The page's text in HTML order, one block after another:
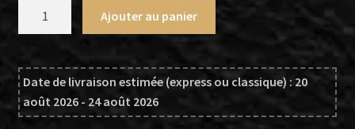
en
trois
lignes
Ajouter au panier
Date de livraison estimée (express ou classique) : 20
août 2026 - 24 août 2026